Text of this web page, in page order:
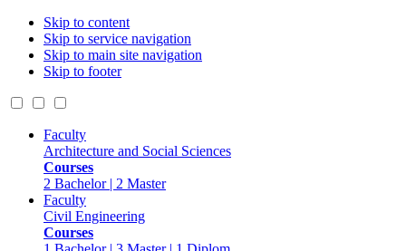
Skip to content
Skip to service navigation
Skip to main site navigation
Skip to footer
Faculty
Architecture and Social Sciences
Courses
2 Bachelor | 2 Master
Faculty
Civil Engineering
Courses